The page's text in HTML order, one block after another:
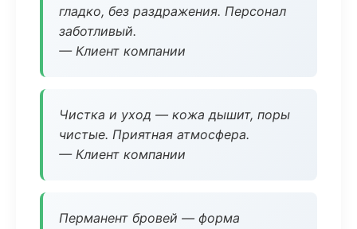
гладко, без раздражения. Персонал
заботливый.
— Клиент компании
Чистка и уход — кожа дышит, поры
чистые. Приятная атмосфера.
— Клиент компании
Перманент бровей — форма